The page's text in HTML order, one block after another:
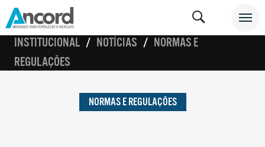
INSTITUCIONAL NOTÍCIAS
NORMAS E
REGULAÇÕES
NORMAS E REGULAÇÕES